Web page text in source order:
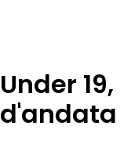
Under
d'andata